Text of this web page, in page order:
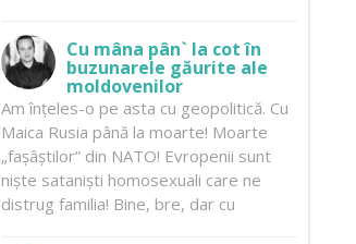
Cu mâna pân` la cot în
buzunarele găurite ale
moldovenilor
Am înțeles-o pe asta cu geopolitică. Cu
Maica Rusia până la moarte! Moarte
„fașâștilor” din NATO! Evropenii sunt
niște sataniști homosexuali care ne
distrug familia! Bine, bre, dar cu